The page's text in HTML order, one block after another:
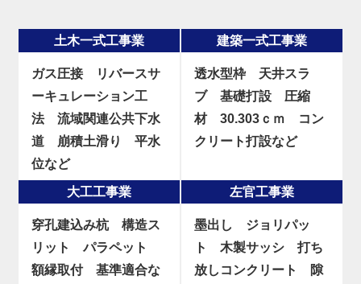
土木一式工事業
ガス圧接
リバースサ
ーキュレーション工
法
流域関連公共下水
道
崩積土滑り
平水
位など
建築一式工事業
透水型枠
天井スラ
ブ
基礎打設
圧縮
材
30.303ｃｍ
コン
クリート打設など
大工工事業
穿孔建込み杭
構造ス
リット
パラペット
額縁取付
基準適合な
左官工事業
墨出し
ジョリパッ
ト
木製サッシ
打ち
放しコンクリート
隙